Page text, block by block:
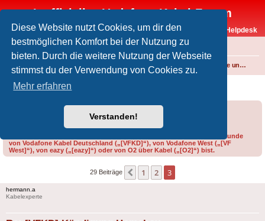
Diese Website nutzt Cookies, um dir den
bestmöglichen Komfort bei der Nutzung zu
bieten. Durch die weitere Nutzung der Webseite
stimmst du der Verwendung von Cookies zu.
Mehr erfahren
Verstanden!
Inoffizielles Vodafone-Kabel-Forum
Vodafone-Kabel-Helpdesk
FAQ
Foren-Übersicht Internet und Telefon über Kabel Produkte, Verträge und Allgemeines
[VFKD] Kündigung Homebox
Bitte gib bei der Erstellung eines Threads im Feld „Präfix“ an, ob du Kunde
von Vodafone Kabel Deutschland („[VFKD]“), von Vodafone West („[VF
West]“), von eazy („[eazy]“) oder von O2 über Kabel („[O2]“) bist.
29 Beiträge Vorherige
1 2 3
hermann.a
Kabelexperte